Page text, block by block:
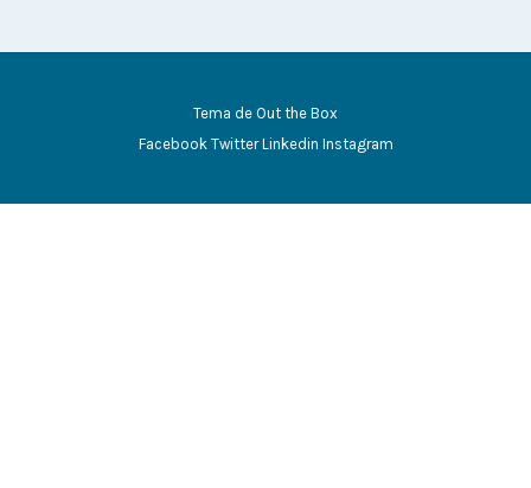
Tema de Out the Box
Facebook Twitter Linkedin Instagram